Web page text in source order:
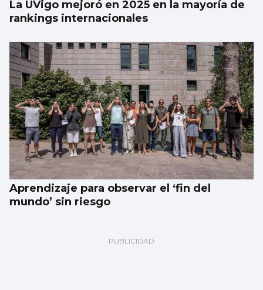
La UVigo mejoró en 2025 en la mayoría de
rankings internacionales
Aprendizaje para observar el ‘fin del
mundo’ sin riesgo